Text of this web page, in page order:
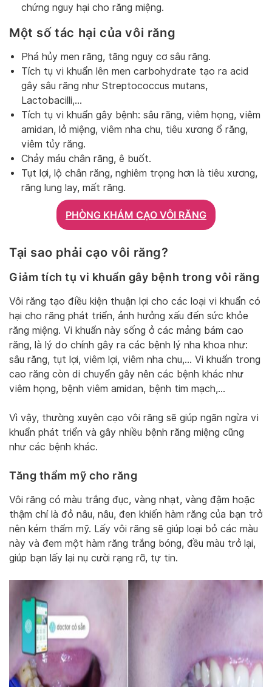
chứng nguy hại cho răng miệng.
Một số tác hại của vôi răng
Phá hủy men răng, tăng nguy cơ sâu răng.
Tích tụ vi khuẩn lên men carbohydrate tạo ra acid
gây sâu răng như Streptococcus mutans,
Lactobacilli,…
Tích tụ vi khuẩn gây bệnh: sâu răng, viêm họng, viêm
amidan, lở miệng, viêm nha chu, tiêu xương ổ răng,
viêm tủy răng.
Chảy máu chân răng, ê buốt.
Tụt lợi, lộ chân răng, nghiêm trọng hơn là tiêu xương,
răng lung lay, mất răng.
PHÒNG KHÁM CẠO VÔI RĂNG
Tại sao phải cạo vôi răng?
Giảm tích tụ vi khuẩn gây bệnh trong vôi răng
Vôi răng tạo điều kiện thuận lợi cho các loại vi khuẩn có
hại cho răng phát triển, ảnh hưởng xấu đến sức khỏe
răng miệng. Vi khuẩn này sống ở các mảng bám cao
răng, là lý do chính gây ra các bệnh lý nha khoa như:
sâu răng, tụt lợi, viêm lợi, viêm nha chu,… Vi khuẩn trong
cao răng còn di chuyển gây nên các bệnh khác như
viêm họng, bệnh viêm amidan, bệnh tim mạch,…
Vì vậy, thường xuyên cạo vôi răng sẽ giúp ngăn ngừa vi
khuẩn phát triển và gây nhiều bệnh răng miệng cũng
như các bệnh khác.
Tăng thẩm mỹ cho răng
Vôi răng có màu trắng đục, vàng nhạt, vàng đậm hoặc
thậm chí là đỏ nâu, nâu, đen khiến hàm răng của bạn trở
nên kém thẩm mỹ. Lấy vôi răng sẽ giúp loại bỏ các màu
này và đem một hàm răng trắng bóng, đều màu trở lại,
giúp bạn lấy lại nụ cười rạng rỡ, tự tin.